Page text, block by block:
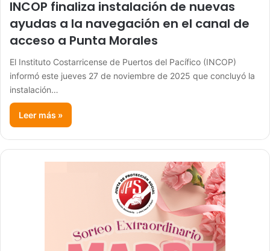
INCOP finaliza instalación de nuevas
ayudas a la navegación en el canal de
acceso a Punta Morales
El Instituto Costarricense de Puertos del Pacífico (INCOP)
informó este jueves 27 de noviembre de 2025 que concluyó la
instalación…
Leer más »